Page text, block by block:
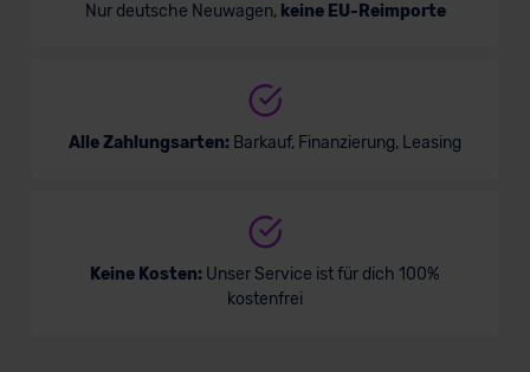
Nur deutsche Neuwagen, keine EU-Reimporte
Alle Zahlungsarten: Barkauf, Finanzierung, Leasing
Keine Kosten: Unser Service ist für dich 100%
kostenfrei